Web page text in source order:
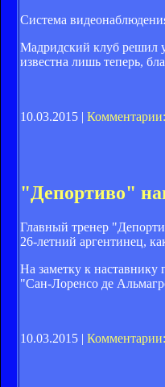
Система
Мадридский клуб решил
известна лишь теперь,
10.03.2015 |
"Депортиво"
Главный тренер
26-летний аргентинец,
На заметку к
"Сан-Лоренсо де
10.03.2015 |